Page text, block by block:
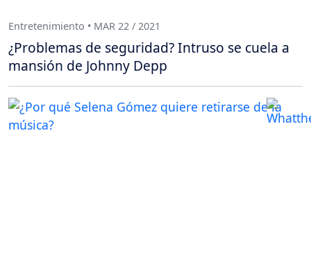
Entretenimiento • MAR 22 / 2021
¿Problemas de seguridad? Intruso se cuela a
mansión de Johnny Depp